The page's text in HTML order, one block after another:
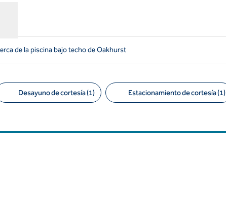
de la piscina bajo techo de Oakhurst
Desayuno de cortesía (1) Estacionamiento de cortesía (1)
imagen